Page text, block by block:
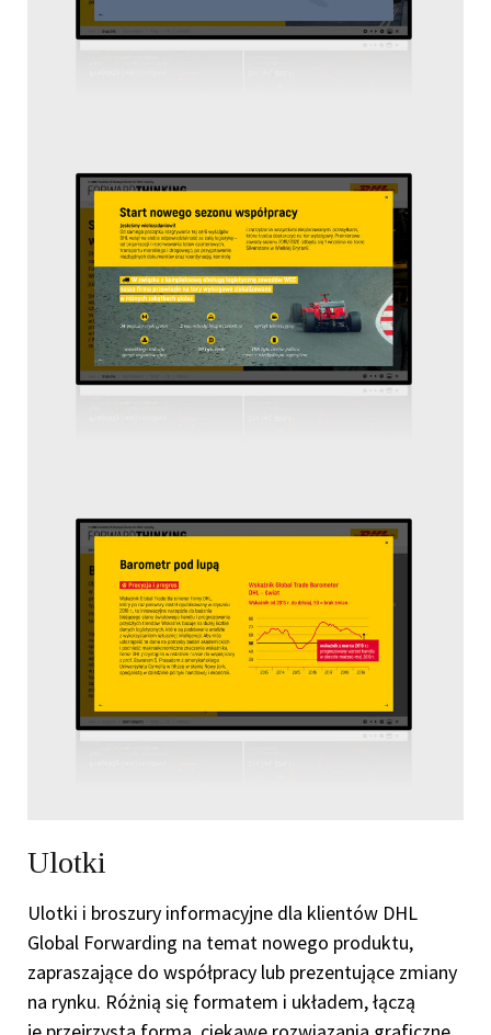
Ulotki
Ulotki i broszury informacyjne dla klientów DHL
Global Forwarding na temat nowego produktu,
zapraszające do współpracy lub prezentujące zmiany
na rynku. Różnią się formatem i układem, łączą